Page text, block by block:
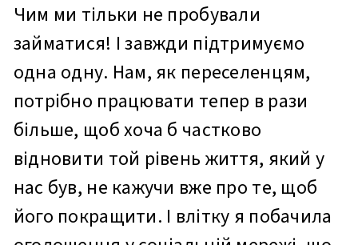
Чим ми тільки не пробували
займатися! І завжди підтримуємо
одна одну. Нам, як переселенцям,
потрібно працювати тепер в рази
більше, щоб хоча б частково
відновити той рівень життя, який у
нас був, не кажучи вже про те, щоб
його покращити. І влітку я побачила